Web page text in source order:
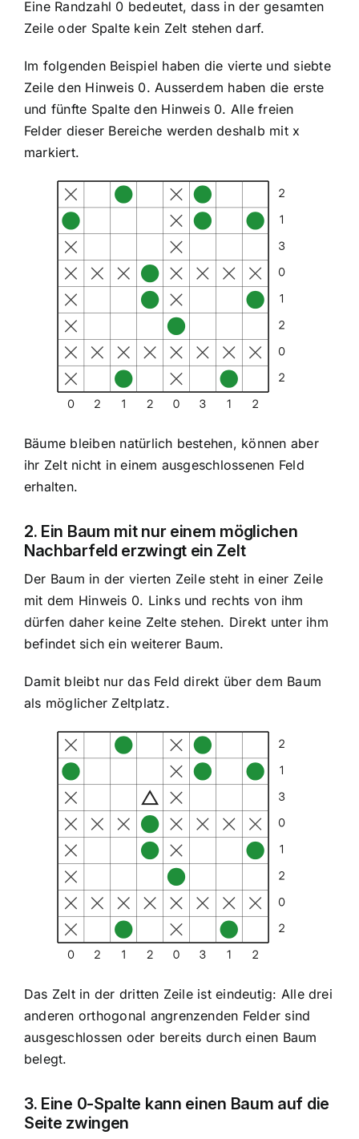
Eine Randzahl 0 bedeutet, dass in der gesamten
Zeile oder Spalte kein Zelt stehen darf.
Im folgenden Beispiel haben die vierte und siebte
Zeile den Hinweis 0. Ausserdem haben die erste
und fünfte Spalte den Hinweis 0. Alle freien
Felder dieser Bereiche werden deshalb mit x
markiert.
Bäume bleiben natürlich bestehen, können aber
ihr Zelt nicht in einem ausgeschlossenen Feld
erhalten.
2. Ein Baum mit nur einem möglichen
Nachbarfeld erzwingt ein Zelt
Der Baum in der vierten Zeile steht in einer Zeile
mit dem Hinweis 0. Links und rechts von ihm
dürfen daher keine Zelte stehen. Direkt unter ihm
befindet sich ein weiterer Baum.
Damit bleibt nur das Feld direkt über dem Baum
als möglicher Zeltplatz.
Das Zelt in der dritten Zeile ist eindeutig: Alle drei
anderen orthogonal angrenzenden Felder sind
ausgeschlossen oder bereits durch einen Baum
belegt.
3. Eine 0-Spalte kann einen Baum auf die
Seite zwingen